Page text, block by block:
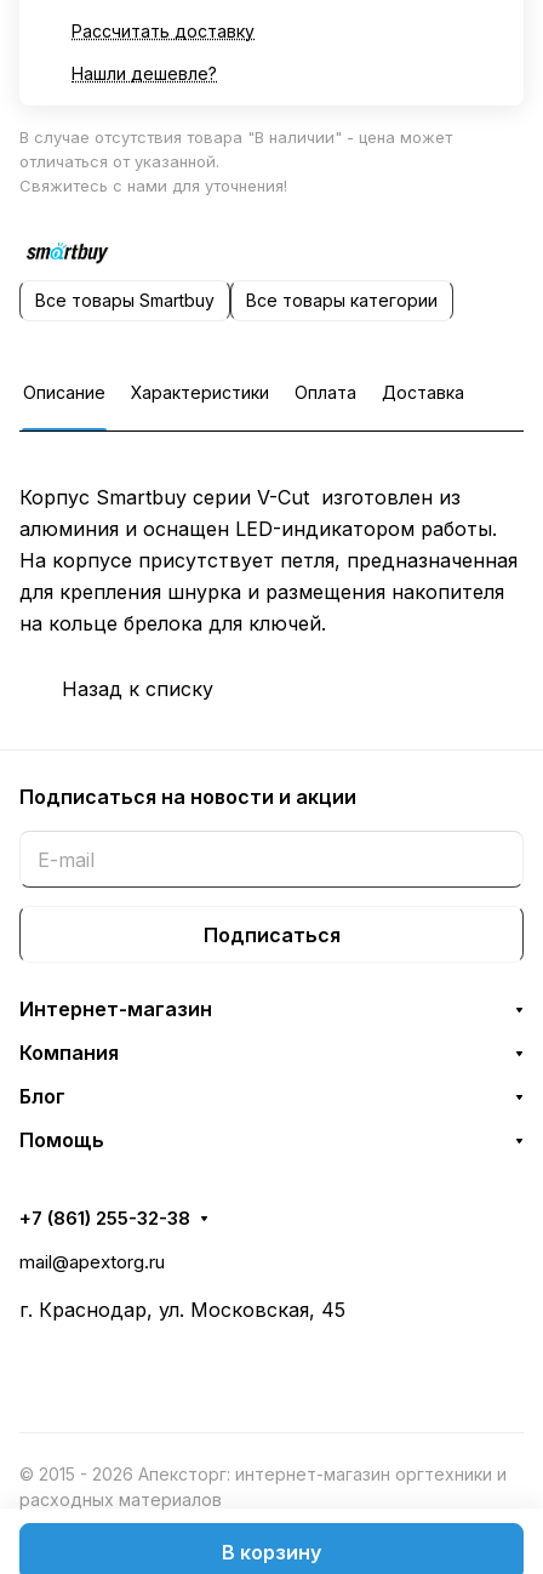
В корзину
Рассчитать доставку
Нашли дешевле?
В случае отсутствия товара "В наличии" - цена может
отличаться от указанной.
Свяжитесь с нами для уточнения!
Все товары Smartbuy Все товары категории
Описание Характеристики Оплата Доставка
Корпус Smartbuy серии V-Cut изготовлен из
алюминия и оснащен LED-индикатором работы.
На корпусе присутствует петля, предназначенная
для крепления шнурка и размещения накопителя
на кольце брелока для ключей.
Назад к списку
Подписаться на новости и акции
Подписаться
Интернет-магазин
Компания
Блог
Помощь
+7 (861) 255-32-38
mail@apextorg.ru
г. Краснодар, ул. Московская, 45
© 2015 - 2026 Апексторг: интернет-магазин оргтехники и
расходных материалов
Конфиденциальность